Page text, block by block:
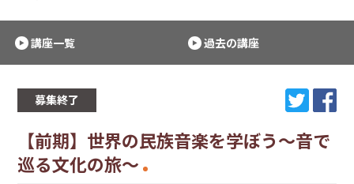
講座一覧 過去の講座
募集終了
【前期】世界の民族音楽を学ぼう～音で
巡る文化の旅～